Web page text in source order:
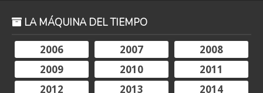
LA MÁQUINA DEL TIEMPO
2006
2007
2008
2009
2010
2011
2012
2013
2014